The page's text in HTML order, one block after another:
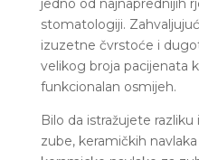
jedno od najnaprednijih
stomatologiji.
izuzetne čvrstoće i
velikog broja pacijenata
funkcionalan osmijeh.
Bilo da istražujete
zube, keramičkih